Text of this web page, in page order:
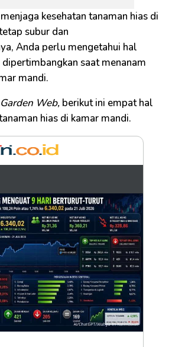
kesehatan tanaman hias di
subur dan
Anda perlu mengetahui hal
saat menanam
mandi.
Web, berikut ini empat hal
hias di kamar mandi.